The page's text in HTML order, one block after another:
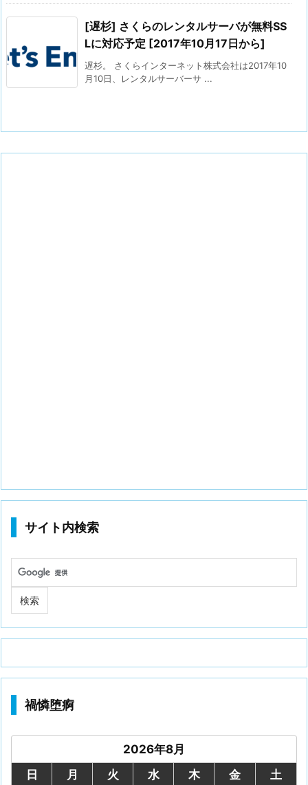
[遅杉] さくらのレンタルサーバが無料SS
Lに対応予定 [2017年10月17日から]
遅杉。 さくらインターネット株式会社は2017年10
月10日、レンタルサーバーサ ...
サイト内検索
禍憐堕痾
2026年8月
日
月 火 水 木 金 土